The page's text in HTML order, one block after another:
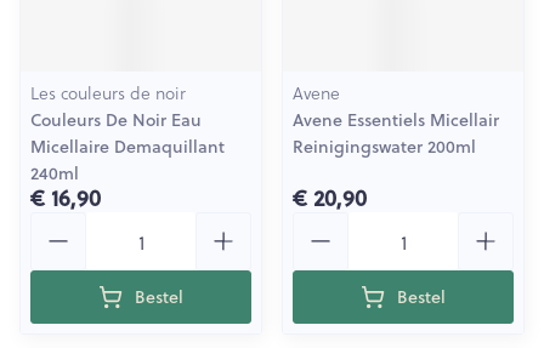
Les couleurs de noir
Couleurs De Noir Eau
Micellaire Demaquillant
240ml
€ 16,90
Bestel
Avene
Avene Essentiels Micellair
Reinigingswater 200ml
€ 20,90
Bestel